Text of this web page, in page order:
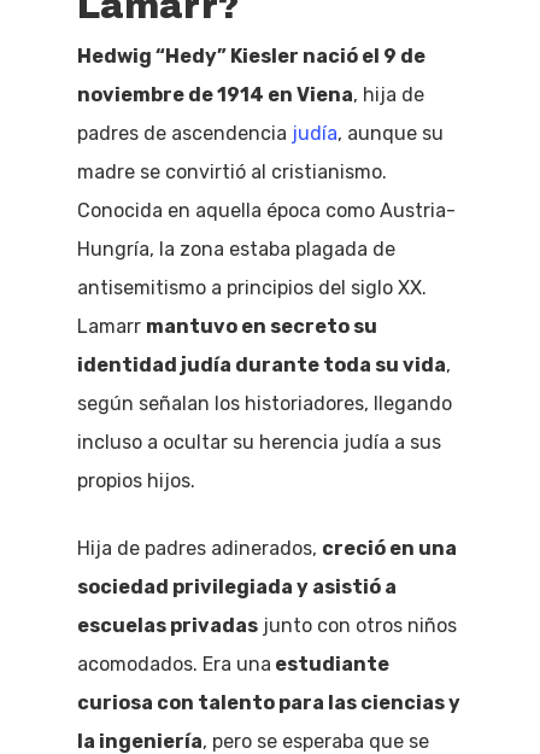
Hedwig “Hedy” Kiesler nació el 9 de
noviembre de 1914 en Viena, hija de
padres de ascendencia judía, aunque su
madre se convirtió al cristianismo.
Conocida en aquella época como Austria-
Hungría, la zona estaba plagada de
antisemitismo a principios del siglo XX.
Lamarr mantuvo en secreto su
identidad judía durante toda su vida,
según señalan los historiadores, llegando
incluso a ocultar su herencia judía a sus
propios hijos.
Hija de padres adinerados, creció en una
sociedad privilegiada y asistió a
escuelas privadas junto con otros niños
acomodados. Era una estudiante
curiosa con talento para las ciencias y
la ingeniería, pero se esperaba que se